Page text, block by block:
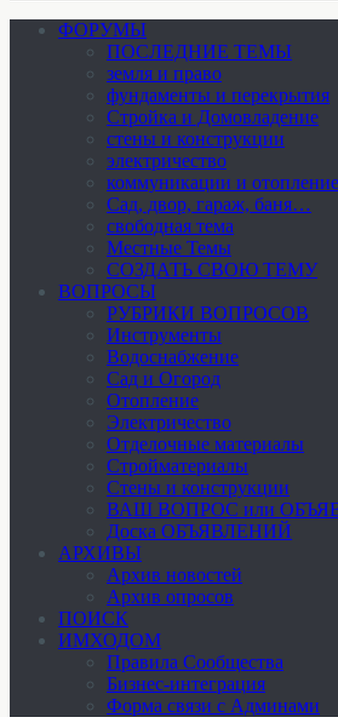
ФОРУМЫ
ПОСЛЕДНИЕ ТЕМЫ
земля и право
фундаменты и перекрытия
Стройка и Домовладение
стены и конструкции
электричество
коммуникации и отопление
Cад, двор, гараж, баня…
свободная тема
Местные Темы
СОЗДАТЬ СВОЮ ТЕМУ
ВОПРОСЫ
РУБРИКИ ВОПРОСОВ
Инструменты
Водоснабжение
Сад и Огород
Отопление
Электричество
Отделочные материалы
Стройматериалы
Стены и конструкции
ВАШ ВОПРОС или
Доска ОБЪЯВЛЕНИЙ
АРХИВЫ
Архив новостей
Архив опросов
ПОИСК
ИМХОДОМ
Правила Сообщества
Бизнес-интеграция
Форма связи с Админами